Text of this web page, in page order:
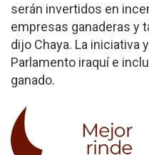
serán invertidos en
empresas ganaderas y
dijo Chaya. La iniciativa
Parlamento iraquí e
ganado.